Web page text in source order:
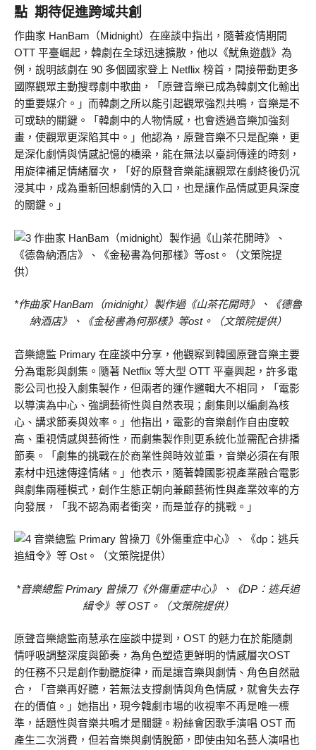
點 期待促進跨域共創
作曲家 HanBam（Midnight）在座談中指出，隨著疫情期間
OTT 平臺崛起，韓劇在全球迅速擴散，他以《魷魚遊戲》為
例，說明該劇在 90 多個國家登上 Netflix 榜首，間接帶動更多
國際觀眾主動搜尋劇中歌曲，「原聲音樂已成為韓劇文化輸出
的重要媒介。」而韓劇之所以能引起觀眾強烈共鳴，音樂是不
可或缺的關鍵。「韓劇中的人物情感，也會透過音樂加強刻
畫，使觀眾更深陷其中。」他認為，原聲音樂不只是配樂，更
是深化劇情與情感記憶的橋梁，能在無法以臺詞傳達的時刻，
用旋律補足情緒層次，「好的原聲音樂能讓觀眾在劇終後仍沉
浸其中，成為重新回想劇情的入口，也是讓作品情感更具深度
的關鍵。」
*作曲家 HanBam（midnight）製作過《山茶花開時》、《德魯
納酒店》、《金秘書為何那樣》等ost。（文策院提供）
音樂總監 Primary 在座談中分享，他觀察到韓國原聲音樂主要
分為電影與劇集。隨著 Netflix 等大型 OTT 平臺興起，許多電
影公司也投入劇集製作，但兩者的運作邏輯大不相同，「電影
以導演為中心、強調藝術性與自然表現；劇集則以編劇為核
心、講求節奏與效率。」他指出，電影的音樂創作自由度較
高、重視情感與藝術性，而劇集製作則更系統化並需配合排播
節奏。「劇集的挑戰在於商業性與時效並重，音樂必須在有限
素材中迅速傳達情緒。」他表示，隨著韓國影視產業融合電影
與劇集兩種模式，創作生態正朝向兼顧藝術性與產業效率的方
向發展，「我不認為兩者衝突，而是並存的挑戰。」
*音樂總監 Primary 曾操刀《外傷重症中心》、《DP：逃兵追
緝令》等 OST。（文策院提供）
原聲音樂總監南慧承在座談中提到，OST 的魅力在於能隨劇
情呼吸調整深度與節奏，為角色塑造更鮮明的情感層次OST
的任務不只是創作動聽旋律，而是讓音樂與劇情、角色自然融
合，「音樂再好聽，若無法支撐劇情與角色情感，就會失去存
在的價值。」她指出，現今韓劇市場的收視率不再是唯一標
準，話題性與音樂共鳴才是關鍵。粉絲會因歌手演唱 OST 而
產生二次消費，但若音樂與劇情脫節，即使由知名藝人演唱也